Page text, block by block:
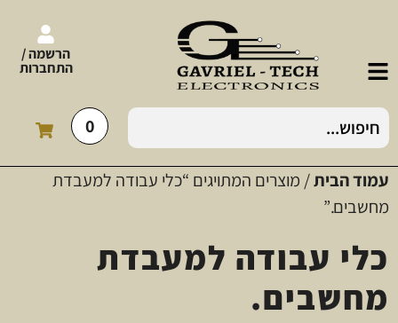
הרשמה /
התחברות
0
עמוד הבית/ מוצרים המתויגים “כלי עבודה למעבדת
מחשבים.”
כלי עבודה למעבדת
מחשבים.